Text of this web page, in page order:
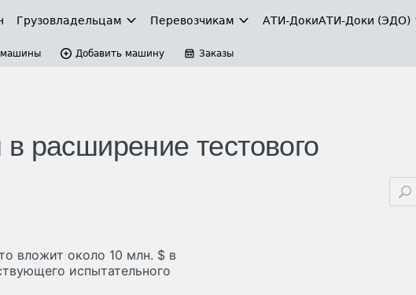
Грузовладельцам Перевозчикам АТИ-ДокиАТИ-Доки (ЭДО)
Добавить машину Заказы
расширение тестового
вложит около 10 млн. $ в
испытательного